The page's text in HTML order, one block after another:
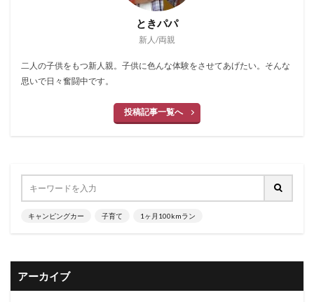
ときパパ
新人/両親
二人の子供をもつ新人親。子供に色んな体験をさせてあげたい。そんな
思いで日々奮闘中です。
投稿記事一覧へ
キャンピングカー 子育て 1ヶ月100kmラン
アーカイブ